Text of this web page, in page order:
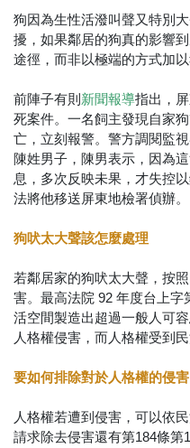
狗因為生性活潑叫聲又特別
擾，如果鄰居的狗真的影響
途徑，而非以極端的方式加以
前陣子有則 新聞報導指出，
死案件。一名飼主發現自家
亡，立刻報警。警方調閱監
陳姓男子，陳男表示，因為
息，多次反映未果，才失控
法將他移送屏東地檢署偵辦。
狗吠太大聲該怎麼處理
若鄰居家的狗吠太大聲，按
害。最高法院 92 年度台上字
活空間製造出超過一般人可
人格權侵害，而人格權受到民
要如何排除對於人格權的侵害
人格權若遭到侵害，可以依
請求除去侵害還有第184條